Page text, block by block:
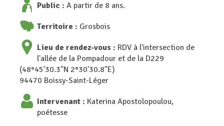
Public : A partir de 8 ans.
Territoire : Grosbois
Lieu de rendez-vous : RDV à l'intersection de
l'allée de la Pompadour et de la D229
(48°45'30.3"N 2°30'30.8"E)
94470 Boissy-Saint-Léger
Intervenant : Katerina Apostolopoulou,
poétesse